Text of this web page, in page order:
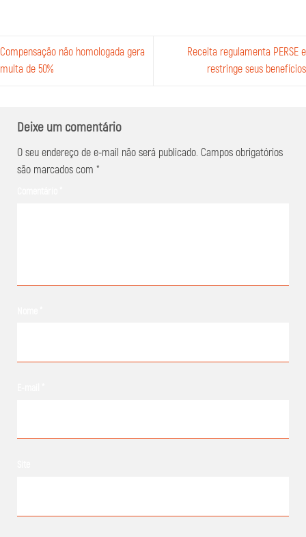
Compensação não homologada gera
multa de 50%
Receita regulamenta PERSE e
restringe seus benefícios
Deixe um comentário
O seu endereço de e-mail não será publicado. Campos obrigatórios
são marcados com *